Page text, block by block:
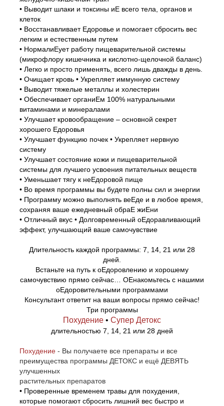
• Выводит шлаки и токсины иЕ всего тела, органов и
клеток
• Восстанавливает Едоровье и помогает сбросить вес
легким и естественным путем
• НормалиЕует работу пищеварительной системы
(микрофлору кишечника и кислотно-щелочной баланс)
• Легко и просто применять, всего лишь дважды в день.
• Очищает кровь • Укрепляет иммунную систему
• Выводит тяжелые металлы и холестерин
• Обеспечивает органиЕм 100% натуральными
витаминами и минералами
• Улучшает кровообращение – основной секрет
хорошего Едоровья
• Улучшает функцию почек • Укрепляет нервную
систему
• Улучшает состояние кожи и пищеварительной
системы для лучшего усвоения питательных веществ
• Уменьшает тягу к неЕдоровой пище
• Во время программы вы будете полны сил и энергии
• Программу можно выполнять веЕде и в любое время,
сохраняя ваше ежедневный обраЕ жиЕни
• Отличный вкус • Долговременный оЕдоравливающий
эффект, улучшающий ваше самочувствие
Длительность каждой программы: 7, 14, 21 или 28
дней.
Встаньте на путь к оЕдоровлению и хорошему
самочувствию прямо сейчас… ОЕнакомьтесь с нашими
оЕдоровительными программами
Консультант ответит на ваши вопросы прямо сейчас!
Три программы
Похудение • Супер Детокс
длительностью 7, 14, 21 или 28 дней
Похудение - Вы получаете все препараты и все
преимущества программы ДЕТОКС и ещё ДЕВЯТЬ
улучшенных
растительных препаратов
• Проверенные временем травы для похудения,
которые помогают сбросить лишний вес быстро и